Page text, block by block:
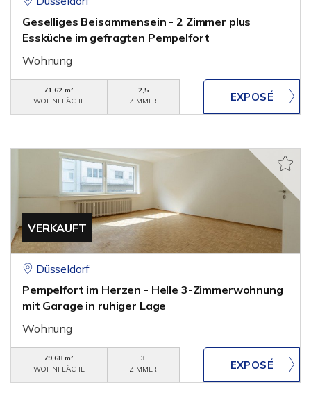
Geselliges Beisammensein - 2 Zimmer plus
Essküche im gefragten Pempelfort
Wohnung
71,62 m²
WOHNFLÄCHE
2,5
ZIMMER
VERKAUFT
Düsseldorf
Pempelfort im Herzen - Helle 3-Zimmerwohnung
mit Garage in ruhiger Lage
Wohnung
79,68 m²
WOHNFLÄCHE
3
ZIMMER